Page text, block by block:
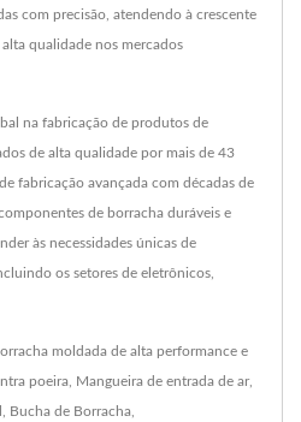
com precisão, atendendo à crescente
qualidade nos mercados
na fabricação de produtos de
de alta qualidade por mais de 43
fabricação avançada com décadas de
de borracha duráveis e
às necessidades únicas de
os setores de eletrônicos,
moldada de alta performance e
poeira Mangueira de entrada de ar,
Bucha de Borracha